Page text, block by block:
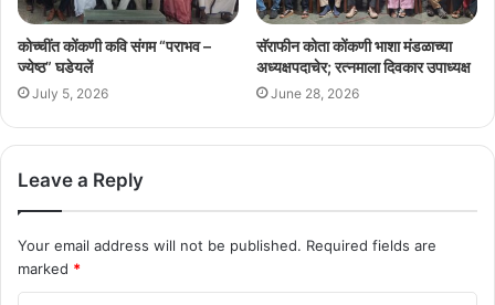
कोच्चींत कोंकणी कवि संगम “पराभव –
ज्येष्ठ” घडेयलें
July 5, 2026
सॅराफीन कोता कोंकणी भाशा मंडळाच्या
अध्यक्षपदाचेर; रत्नमाला दिवकार उपाध्यक्ष
June 28, 2026
Leave a Reply
Your email address will not be published. Required fields are
marked *